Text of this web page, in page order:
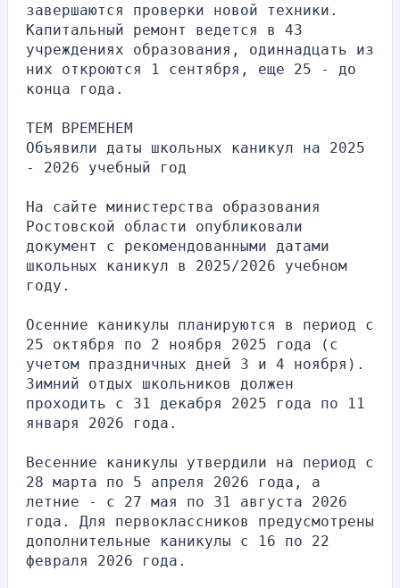
завершаются проверки новой техники.
Капитальный ремонт ведется в 43
учреждениях образования, одиннадцать из
них откроются 1 сентября, еще 25 - до
конца года.
ТЕМ ВРЕМЕНЕМ
Объявили даты школьных каникул на 2025
- 2026 учебный год
На сайте министерства образования
Ростовской области опубликовали
документ с рекомендованными датами
школьных каникул в 2025/2026 учебном
году.
Осенние каникулы планируются в период с
25 октября по 2 ноября 2025 года (с
учетом праздничных дней 3 и 4 ноября).
Зимний отдых школьников должен
проходить с 31 декабря 2025 года по 11
января 2026 года.
Весенние каникулы утвердили на период с
28 марта по 5 апреля 2026 года, а
летние - с 27 мая по 31 августа 2026
года. Для первоклассников предусмотрены
дополнительные каникулы с 16 по 22
февраля 2026 года.